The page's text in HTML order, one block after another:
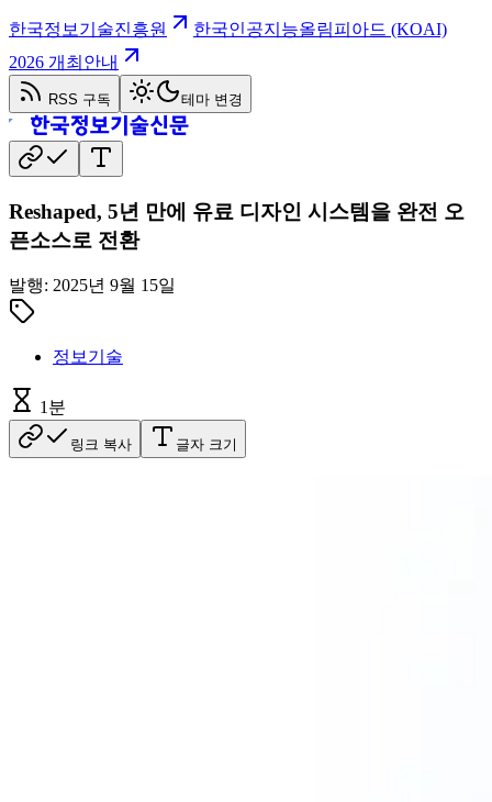
한국정보기술진흥원
한국인공지능올림피아드 (KOAI)
2026 개최안내
RSS 구독 테마 변경
Reshaped, 5년 만에 유료 디자인 시스템을 완전 오
픈소스로 전환
발행: 2025년 9월 15일
정보기술
1분
링크 복사 글자 크기